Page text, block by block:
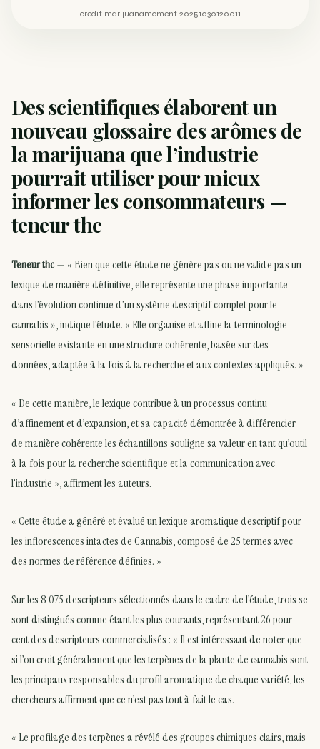
credit marijuanamoment 20251030120011
Des scientifiques élaborent un
nouveau glossaire des arômes de
la marijuana que l’industrie
pourrait utiliser pour mieux
informer les consommateurs —
teneur thc
Teneur thc— « Bien que cette étude ne génère pas ou ne valide pas un
lexique de manière définitive, elle représente une phase importante
dans l’évolution continue d’un système descriptif complet pour le
cannabis », indique l’étude. « Elle organise et affine la terminologie
sensorielle existante en une structure cohérente, basée sur des
données, adaptée à la fois à la recherche et aux contextes appliqués. »
« De cette manière, le lexique contribue à un processus continu
d’affinement et d’expansion, et sa capacité démontrée à différencier
de manière cohérente les échantillons souligne sa valeur en tant qu’outil
à la fois pour la recherche scientifique et la communication avec
l’industrie », affirment les auteurs.
« Cette étude a généré et évalué un lexique aromatique descriptif pour
les inflorescences intactes de Cannabis, composé de 25 termes avec
des normes de référence définies. »
Sur les 8 075 descripteurs sélectionnés dans le cadre de l’étude, trois se
sont distingués comme étant les plus courants, représentant 26 pour
cent des descripteurs commercialisés : « Il est intéressant de noter que
si l’on croit généralement que les terpènes de la plante de cannabis sont
les principaux responsables du profil aromatique de chaque variété, les
chercheurs affirment que ce n’est pas tout à fait le cas.
« Le profilage des terpènes a révélé des groupes chimiques clairs, mais